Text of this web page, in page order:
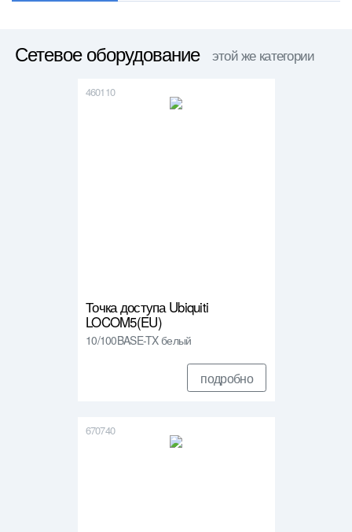
Сетевое оборудование этой же категории
460110
Точка доступа Ubiquiti
LOCOM5(EU)
10/100BASE-TX белый
подробно
670740